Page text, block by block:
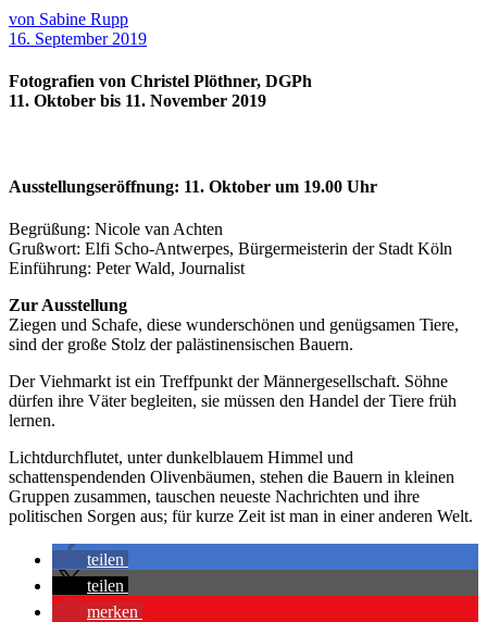
von Sabine Rupp
16. September 2019
Fotografien von Christel Plöthner, DGPh
11. Oktober bis 11. November 2019
Ausstellungseröffnung: 11. Oktober um 19.00 Uhr
Begrüßung: Nicole van Achten
Grußwort: Elfi Scho-Antwerpes, Bürgermeisterin der Stadt Köln
Einführung: Peter Wald, Journalist
Zur Ausstellung
Ziegen und Schafe, diese wunderschönen und genügsamen Tiere,
sind der große Stolz der palästinensischen Bauern.
Der Viehmarkt ist ein Treffpunkt der Männergesellschaft. Söhne
dürfen ihre Väter begleiten, sie müssen den Handel der Tiere früh
lernen.
Lichtdurchflutet, unter dunkelblauem Himmel und
schattenspendenden Olivenbäumen, stehen die Bauern in kleinen
Gruppen zusammen, tauschen neueste Nachrichten und ihre
politischen Sorgen aus; für kurze Zeit ist man in einer anderen Welt.
teilen
teilen
merken